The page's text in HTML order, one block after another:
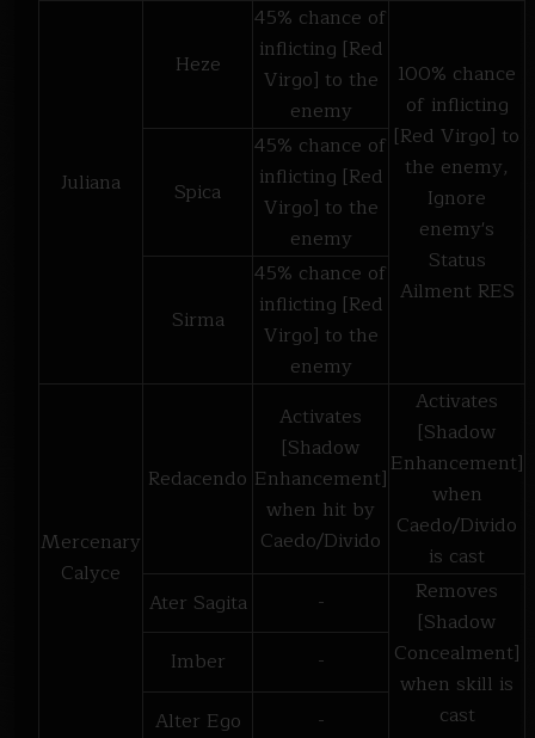
Juliana
Heze
45% chance of
inflicting [Red
Virgo] to the
enemy
100% chance
of inflicting
[Red Virgo] to
the enemy,
Ignore
enemy's
Status
Ailment RES
Spica
45% chance of
inflicting [Red
Virgo] to the
enemy
Sirma
45% chance of
inflicting [Red
Virgo] to the
enemy
Mercenary
Calyce
Redacendo
Activates
[Shadow
Enhancement]
when hit by
Caedo/Divido
Activates
[Shadow
Enhancement]
when
Caedo/Divido
is cast
Ater Sagita
-
Removes
[Shadow
Concealment]
when skill is
cast
Imber
-
Alter Ego
-